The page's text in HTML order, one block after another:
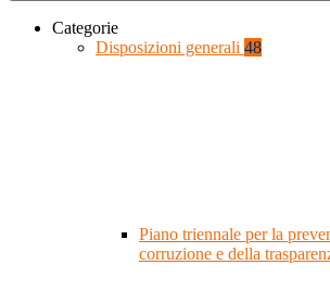
Categorie
Disposizioni generali 48
Piano triennale per la
corruzione e della